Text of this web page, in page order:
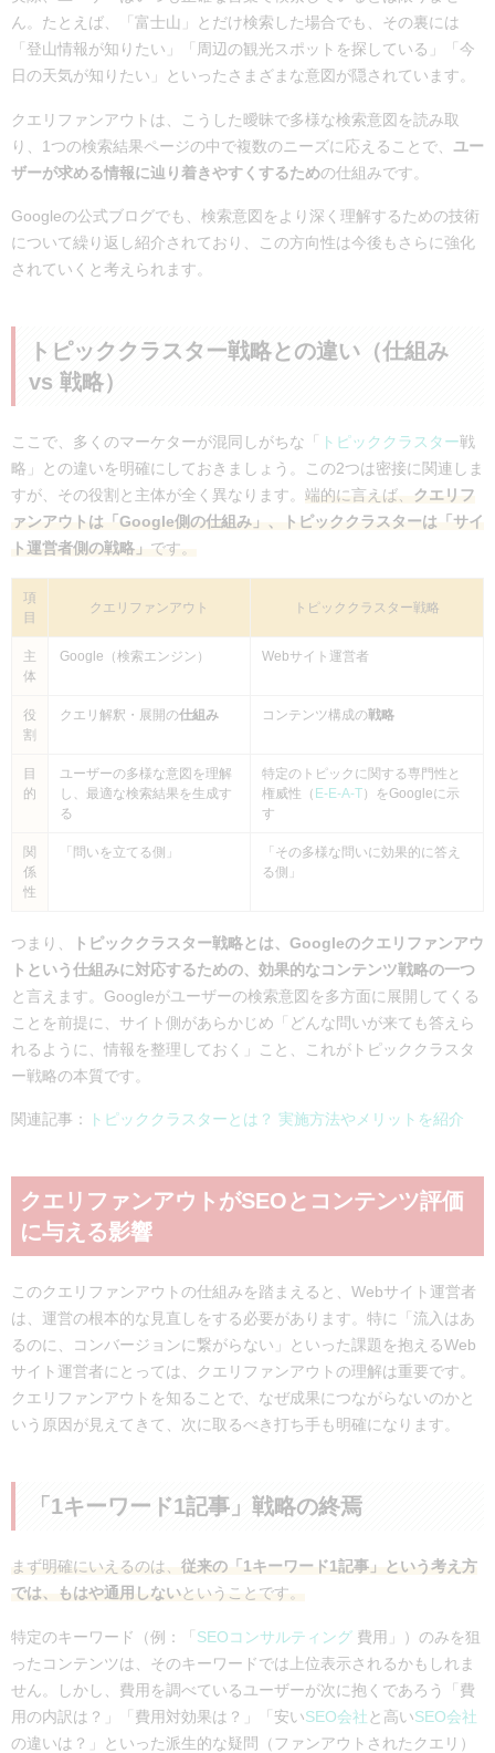
ん。たとえば、「富士山」とだけ検索した場合でも、その裏には
「登山情報が知りたい」「周辺の観光スポットを探している」「今
日の天気が知りたい」といったさまざまな意図が隠されています。
クエリファンアウトは、こうした曖昧で多様な検索意図を読み取
り、1つの検索結果ページの中で複数のニーズに応えることで、 ユー
ザーが求める情報に辿り着きやすくするための仕組みです。
Googleの公式ブログでも、検索意図をより深く理解するための技術
について繰り返し紹介されており、この方向性は今後もさらに強化
されていくと考えられます。
トピッククラスター戦略との違い（仕組み
vs 戦略）
ここで、多くのマーケターが混同しがちな「 トピッククラスター戦
略」との違いを明確にしておきましょう。この2つは密接に関連しま
すが、その役割と主体が全く異なります。 端的に言えば、
クエリフ
ァンアウトは「Google側の仕組み」、トピッククラスターは「サイ
ト運営者側の戦略」 です。
項
目
クエリファンアウト トピッククラスター戦略
主
体
Google（検索エンジン） Webサイト運営者
役
割
クエリ解釈・展開の仕組み コンテンツ構成の戦略
目
的
ユーザーの多様な意図を理解
し、最適な検索結果を生成す
る
特定のトピックに関する専門性と
権威性（ E-E-A-T）をGoogleに示
す
関
係
性
「問いを立てる側」
「その多様な問いに効果的に答え
る側」
つまり、
トピッククラスター戦略とは、Googleのクエリファンアウ
トという仕組みに対応するための、効果的なコンテンツ戦略の一つ
と言えます。Googleがユーザーの検索意図を多方面に展開してくる
ことを前提に、サイト側があらかじめ「どんな問いが来ても答えら
れるように、情報を整理しておく」こと、これがトピッククラスタ
ー戦略の本質です。
関連記事： トピッククラスターとは？ 実施方法やメリットを紹介
クエリファンアウトがSEOとコンテンツ評価
に与える影響
このクエリファンアウトの仕組みを踏まえると、Webサイト運営者
は、運営の根本的な見直しをする必要があります。特に「流入はあ
るのに、コンバージョンに繋がらない」といった課題を抱えるWeb
サイト運営者にとっては、クエリファンアウトの理解は重要です。
クエリファンアウトを知ることで、なぜ成果につながらないのかと
いう原因が見えてきて、次に取るべき打ち手も明確になります。
「1キーワード1記事」戦略の終焉
まず明確にいえるのは、 従来の「1キーワード1記事」という考え方
では、もはや通用しないということです。
特定のキーワード（例：「 SEOコンサルティング 費用」）のみを狙
ったコンテンツは、そのキーワードでは上位表示されるかもしれま
せん。しかし、費用を調べているユーザーが次に抱くであろう「費
用の内訳は？」「費用対効果は？」「安いSEO会社と高いSEO会社
の違いは？」といった派生的な疑問（ファンアウトされたクエリ）